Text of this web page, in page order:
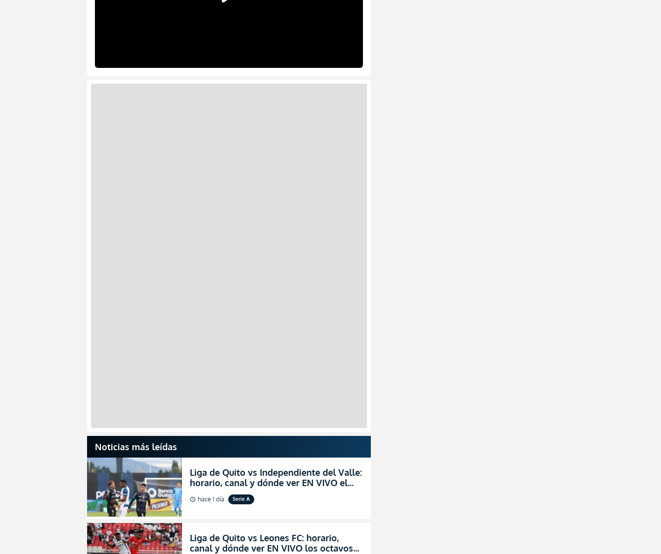
Noticias más leídas
Liga de Quito vs Independiente del Valle:
horario, canal y dónde ver EN VIVO el
partidazo por la fecha 24 de la LigaPro
2026
schedule hace 1 día Serie A
Liga de Quito vs Leones FC: horario,
canal y dónde ver EN VIVO los octavos